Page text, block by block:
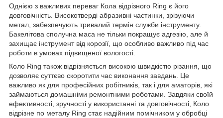
Однією з важливих переваг Кола відрізного Ring є його
довговічність. Високотверді абразивні частинки, зрізуючи
метал, забезпечують тривалий термін служби інструменту.
Бакелітова сполучна маса не тільки покращує адгезію, але й
захищає інструмент від корозії, що особливо важливо під час
роботи в умовах підвищеної вологості.
Коло Ring також відрізняється високою швидкістю різання, що
дозволяє суттєво скоротити час виконання завдань. Це
важливо як для професійних робітників, так і для аматорів, які
займаються домашніми ремонтними роботами. Завдяки своїй
ефективності, зручності у використанні та довговічності, Коло
відрізне по металу Ring стає надійним помічником у обробці